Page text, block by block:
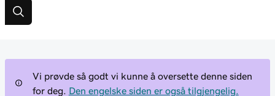
Vi prøvde så godt vi kunne å oversette denne siden
for deg.
Den engelske siden er også tilgjengelig.